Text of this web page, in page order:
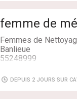
femme de
Femmes de
Banlieue
55248999
DEPUIS 2 JOURS SUR